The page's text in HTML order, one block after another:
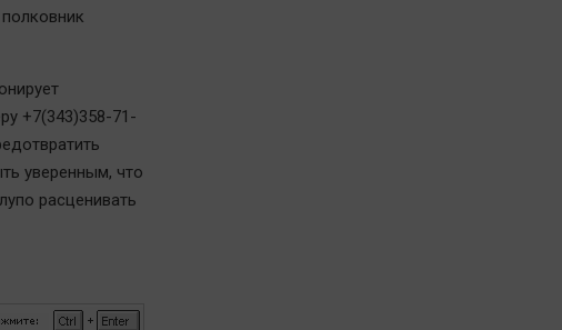
+7(343)358-71-
уверенным, что
расценивать